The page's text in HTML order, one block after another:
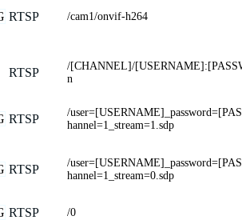
RTSP /cam1/onvif-h264
RTSP
/[CHANNEL]/
n
RTSP
/
hannel=1_stream=1.sdp
RTSP
/
hannel=1_stream=0.sdp
RTSP /0